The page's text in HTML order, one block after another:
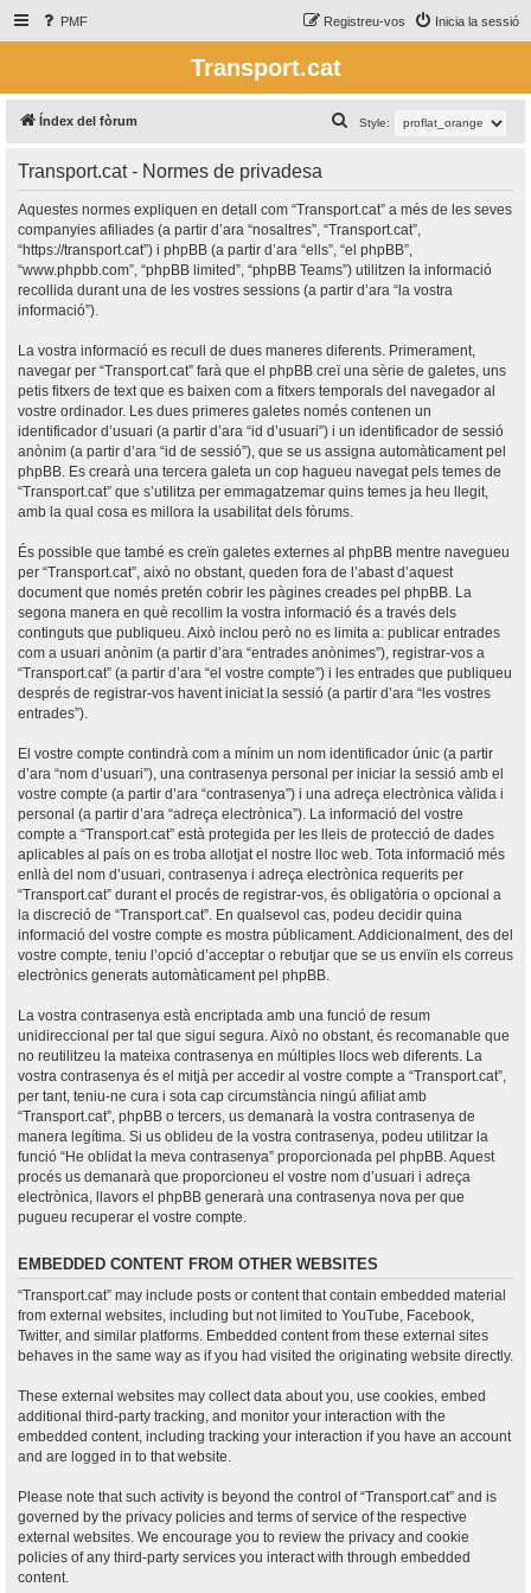
PMF Inicia la sessió
Registreu-vos
Transport.cat
Índex del fòrum Style:
e
c
a
Transport.cat - Normes de privadesa
Aquestes normes expliquen en detall com “Transport.cat” a més de les seves
companyies afiliades (a partir d’ara “nosaltres”, “Transport.cat”,
“https://transport.cat”) i phpBB (a partir d’ara “ells”, “el phpBB”,
“www.phpbb.com”, “phpBB limited”, “phpBB Teams”) utilitzen la informació
recollida durant una de les vostres sessions (a partir d’ara “la vostra
informació”).
La vostra informació es recull de dues maneres diferents. Primerament,
navegar per “Transport.cat” farà que el phpBB creï una sèrie de galetes, uns
petis fitxers de text que es baixen com a fitxers temporals del navegador al
vostre ordinador. Les dues primeres galetes només contenen un
identificador d’usuari (a partir d’ara “id d’usuari”) i un identificador de sessió
anònim (a partir d’ara “id de sessió”), que se us assigna automàticament pel
phpBB. Es crearà una tercera galeta un cop hagueu navegat pels temes de
“Transport.cat” que s’utilitza per emmagatzemar quins temes ja heu llegit,
amb la qual cosa es millora la usabilitat dels fòrums.
És possible que també es creïn galetes externes al phpBB mentre navegueu
per “Transport.cat”, això no obstant, queden fora de l’abast d’aquest
document que només pretén cobrir les pàgines creades pel phpBB. La
segona manera en què recollim la vostra informació és a través dels
continguts que publiqueu. Això inclou però no es limita a: publicar entrades
com a usuari anònim (a partir d’ara “entrades anònimes”), registrar-vos a
“Transport.cat” (a partir d’ara “el vostre compte”) i les entrades que publiqueu
després de registrar-vos havent iniciat la sessió (a partir d’ara “les vostres
entrades”).
El vostre compte contindrà com a mínim un nom identificador únic (a partir
d’ara “nom d’usuari”), una contrasenya personal per iniciar la sessió amb el
vostre compte (a partir d’ara “contrasenya”) i una adreça electrònica vàlida i
personal (a partir d’ara “adreça electrònica”). La informació del vostre
compte a “Transport.cat” està protegida per les lleis de protecció de dades
aplicables al país on es troba allotjat el nostre lloc web. Tota informació més
enllà del nom d’usuari, contrasenya i adreça electrònica requerits per
“Transport.cat” durant el procés de registrar-vos, és obligatòria o opcional a
la discreció de “Transport.cat”. En qualsevol cas, podeu decidir quina
informació del vostre compte es mostra públicament. Addicionalment, des del
vostre compte, teniu l’opció d’acceptar o rebutjar que se us enviïn els correus
electrònics generats automàticament pel phpBB.
La vostra contrasenya està encriptada amb una funció de resum
unidireccional per tal que sigui segura. Això no obstant, és recomanable que
no reutilitzeu la mateixa contrasenya en múltiples llocs web diferents. La
vostra contrasenya és el mitjà per accedir al vostre compte a “Transport.cat”,
per tant, teniu-ne cura i sota cap circumstància ningú afiliat amb
“Transport.cat”, phpBB o tercers, us demanarà la vostra contrasenya de
manera legítima. Si us oblideu de la vostra contrasenya, podeu utilitzar la
funció “He oblidat la meva contrasenya” proporcionada pel phpBB. Aquest
procés us demanarà que proporcioneu el vostre nom d’usuari i adreça
electrònica, llavors el phpBB generarà una contrasenya nova per que
pugueu recuperar el vostre compte.
EMBEDDED CONTENT FROM OTHER WEBSITES
“Transport.cat” may include posts or content that contain embedded material
from external websites, including but not limited to YouTube, Facebook,
Twitter, and similar platforms. Embedded content from these external sites
behaves in the same way as if you had visited the originating website directly.
These external websites may collect data about you, use cookies, embed
additional third-party tracking, and monitor your interaction with the
embedded content, including tracking your interaction if you have an account
and are logged in to that website.
Please note that such activity is beyond the control of “Transport.cat” and is
governed by the privacy policies and terms of service of the respective
external websites. We encourage you to review the privacy and cookie
policies of any third-party services you interact with through embedded
content.